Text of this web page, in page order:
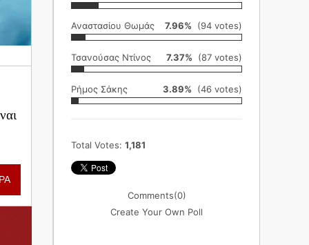
Αναστασίου Θωμάς 7.96% (94 votes)
Τσανούσας Ντίνος 7.37% (87 votes)
Ρήμος Σάκης 3.89% (46 votes)
Total Votes: 1,181
Comments(0)
Create Your Own Poll